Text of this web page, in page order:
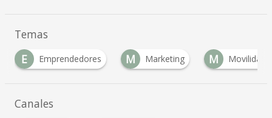
Temas
Emprendedores M Marketing M Movilidad
Canales